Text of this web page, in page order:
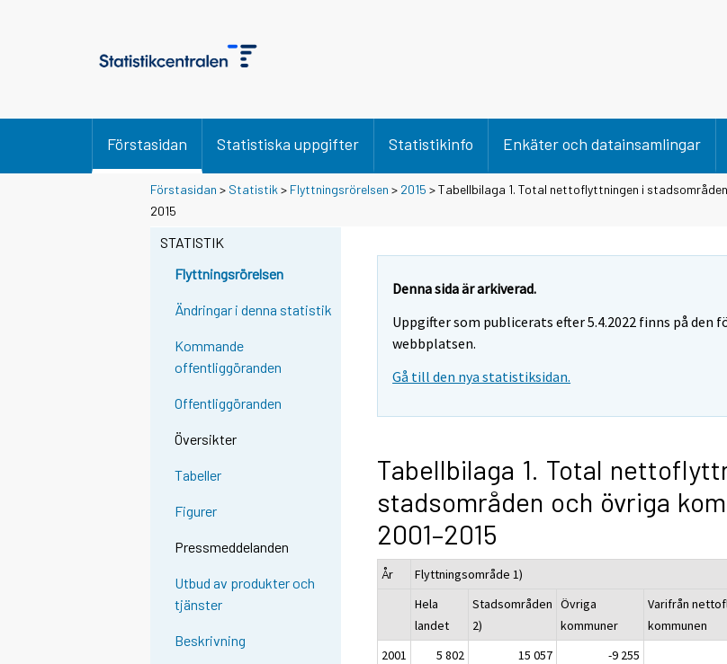
Förstasidan Statistiska uppgifter Statistikinfo Enkäter och datainsamlingar
Förstasidan > Statistik > Flyttningsrörelsen > 2015 > Tabellbilaga 1. Total nettoflyttningen i
2015
STATISTIK
Flyttningsrörelsen
Ändringar i denna statistik
Kommande
offentliggöranden
Offentliggöranden
Översikter
Tabeller
Figurer
Pressmeddelanden
Utbud av produkter och
tjänster
Beskrivning
Denna sida är arkiverad.
Uppgifter som publicerats efter 5.4.2022 finns på den
webbplatsen.
Gå till den nya statistiksidan.
Tabellbilaga 1. Total
stadsområden och övriga
2001–2015
År
Flyttningsområde 1)
Hela
landet
Stadsområden
2)
Övriga
kommuner
Varifrån
kommunen
2001
5 802 15 057 -9 255